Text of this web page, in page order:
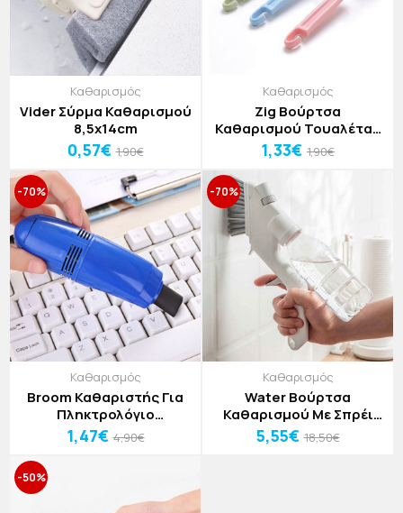
Καθαρισμός
Vider Σύρμα Καθαρισμού
8,5x14cm
0,57€ 1,90€
Καθαρισμός
Zig Βούρτσα
Καθαρισμού Τουαλέτας
21x3.5x4.5cm
1,33€ 1,90€
-70%
Καθαρισμός
Broom Καθαριστής Για
Πληκτρολόγιο
Υπολογιστή 14x3.5x4cm
1,47€ 4,90€
-70%
Καθαρισμός
Water Βούρτσα
Καθαρισμού Με Σπρέι
14x10.5x25.5cm
5,55€ 18,50€
-50%